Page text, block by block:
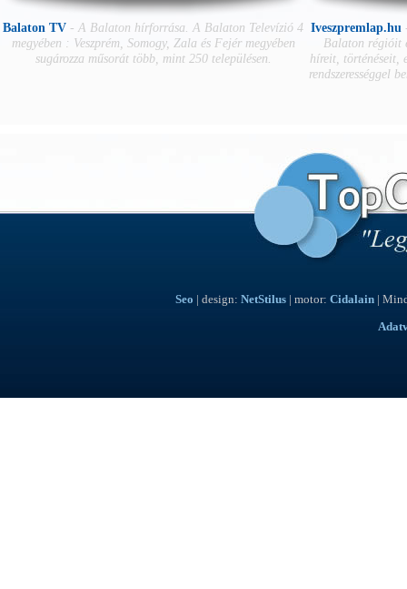
Balaton TV - A Balaton hírforrása. A Balaton Televízió 4
megyében : Veszprém, Somogy, Zala és Fejér megyében
sugározza műsorát több, mint 250 településen.
Iveszpremlap.hu
Balaton régióit
híreit, történéseit,
rendszerességgel
Seo | design: NetStilus | motor: Cidalain |